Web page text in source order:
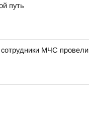
путь
МЧС